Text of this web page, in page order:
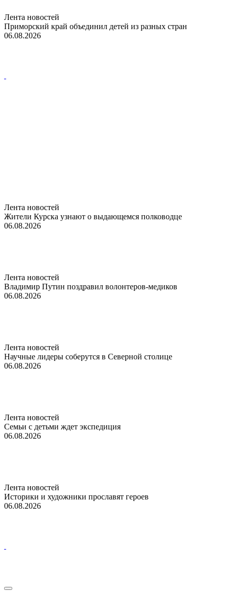
Лента новостей
Приморский край объединил детей из разных стран
06.08.2026
Лента новостей
Жители Курска узнают о выдающемся полководце
06.08.2026
Лента новостей
Владимир Путин поздравил волонтеров-медиков
06.08.2026
Лента новостей
Научные лидеры соберутся в Северной столице
06.08.2026
Лента новостей
Семьи с детьми ждет экспедиция
06.08.2026
Лента новостей
Историки и художники прославят героев
06.08.2026